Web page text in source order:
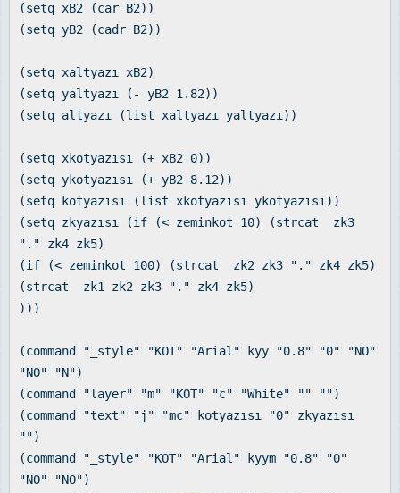
(setq xB2 (car B2))
(setq yB2 (cadr B2))
(setq xaltyazı xB2)
(setq yaltyazı (- yB2 1.82))
(setq altyazı (list xaltyazı yaltyazı))
(setq xkotyazısı (+ xB2 0))
(setq ykotyazısı (+ yB2 8.12))
(setq kotyazısı (list xkotyazısı ykotyazısı))
(setq zkyazısı (if (< zeminkot 10) (strcat zk3
"." zk4 zk5)
(if (< zeminkot 100) (strcat zk2 zk3 "." zk4 zk5)
(strcat zk1 zk2 zk3 "." zk4 zk5)
)))
(command "_style" "KOT" "Arial" kyy "0.8" "0" "NO"
"NO" "N")
(command "layer" "m" "KOT" "c" "White" "" "")
(command "text" "j" "mc" kotyazısı "0" zkyazısı
"")
(command "_style" "KOT" "Arial" kyym "0.8" "0"
"NO" "NO")